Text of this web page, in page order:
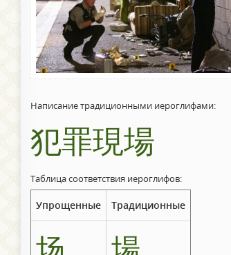
Написание традиционными иероглифами:
犯罪現場
Таблица соответствия иероглифов:
Упрощенные Традиционные
场
場